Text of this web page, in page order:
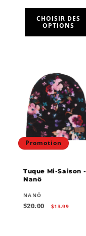
CHOISIR DES
OPTIONS
Promotion
Tuque Mi-Saison -
Nanö
Fournisseur :
NANÖ
Prix
$20.00
Prix
$13.99